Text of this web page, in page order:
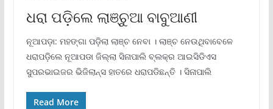
ଧରା ପଡ଼ିଲେ ଲାଞ୍ଚୁଆ ବାବୁଆଣୀ
ନୂଆପଡ଼ା: ମହଙ୍ଗା ପଡ଼ିଲା ଲାଞ୍ଚ ନେବା । ଲାଞ୍ଚ ନେଉଥିବାବେଳେ
ଧରାପଡ଼ିଲେ ନୂଆପଡା ଜିଲ୍ଲା ସିନାପାଲି ବ୍ଲକ୍ର ଆଇସିଡିଏସ
ସୁପରଭାଇଜର ଭିଜିଲାନ୍ସ ହାତରେ ଧରାପଡିଛନ୍ତି । ସିନାପାଲି
Read More